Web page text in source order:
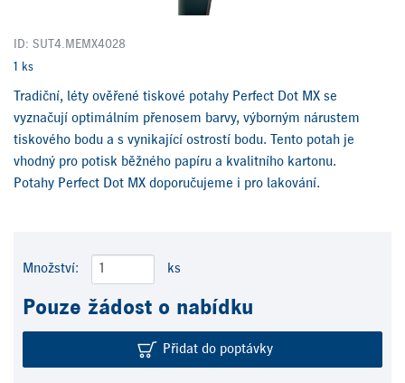
ID: SUT4.MEMX4028
1 ks
Tradiční, léty ověřené tiskové potahy Perfect Dot MX se
vyznačují optimálním přenosem barvy, výborným nárustem
tiskového bodu a s vynikající ostrostí bodu. Tento potah je
vhodný pro potisk běžného papíru a kvalitního kartonu.
Potahy Perfect Dot MX doporučujeme i pro lakování.
Množství: ks
Pouze žádost o nabídku
Přidat do poptávky